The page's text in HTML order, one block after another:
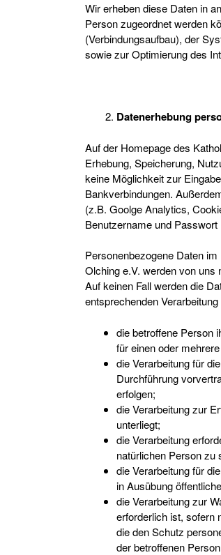
Wir erheben diese Daten in
Person zugeordnet werden
(Verbindungsaufbau), der
sowie zur Optimierung des
Datenerhebung
Auf der Homepage des
Erhebung, Speicherung,
keine Möglichkeit zur
Bankverbindungen.
(z.B. Goolge Analytics,
Benutzername und Passwort
Personenbezogene Daten
Olching e.V. werden von uns
Auf keinen Fall werden die
entsprechenden
die betroffene Person
für einen oder
die Verarbeitung für
Durchführung
erfolgen;
die Verarbeitung zur
unterliegt;
die Verarbeitung
natürlichen Person zu
die Verarbeitung für
in Ausübung
die Verarbeitung zur
erforderlich ist, sofern
die den Schutz
der betroffenen